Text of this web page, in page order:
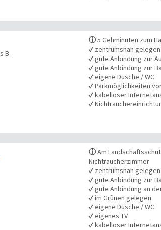
B-
ⓘ5 Gehminuten zum
✓ zentrumsnah gelegen
✓gute Anbindung zur
✓gute Anbindung zur
✓eigene Dusche / WC
✓Parkmöglichkeiten
✓kabelloser
✓
ⓘAm
Nichtraucherzimmer
✓ zentrumsnah gelegen
✓gute Anbindung zur
✓gute Anbindung an
✓im Grünen gelegen
✓eigene Dusche / WC
✓eigenes TV
✓kabelloser